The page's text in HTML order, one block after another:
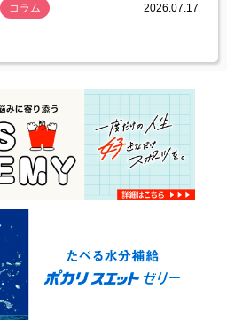
コラム
2026.07.17